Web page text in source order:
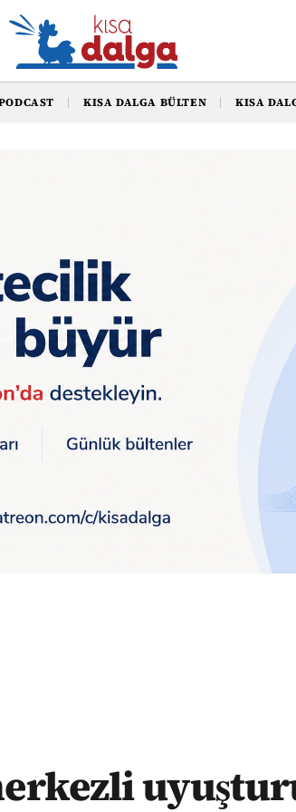
KISA DALGA BÜLTEN KISA